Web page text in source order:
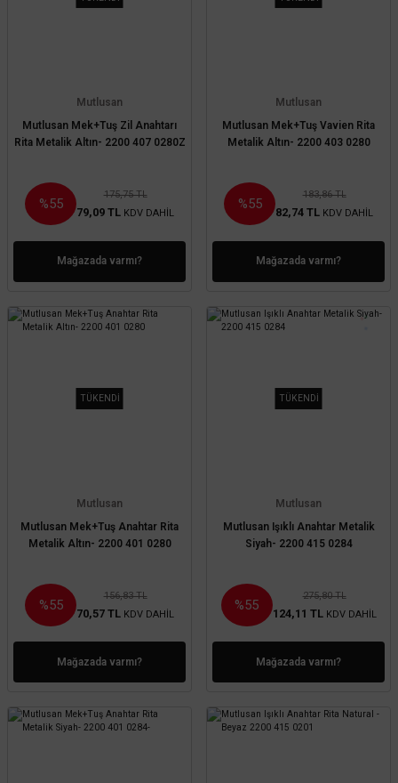
Mutlusan
Mutlusan Mek+Tuş Zil Anahtarı
Rita Metalik Altın- 2200 407 0280Z
%55
175,75 TL
79,09 TL KDV DAHİL
Mağazada varmı?
Mutlusan
Mutlusan Mek+Tuş Vavien Rita
Metalik Altın- 2200 403 0280
%55
183,86 TL
82,74 TL KDV DAHİL
Mağazada varmı?
TÜKENDİ
Mutlusan
Mutlusan Mek+Tuş Anahtar Rita
Metalik Altın- 2200 401 0280
%55
156,83 TL
70,57 TL KDV DAHİL
Mağazada varmı?
TÜKENDİ
Mutlusan
Mutlusan Işıklı Anahtar Metalik
Siyah- 2200 415 0284
%55
275,80 TL
124,11 TL KDV DAHİL
Mağazada varmı?